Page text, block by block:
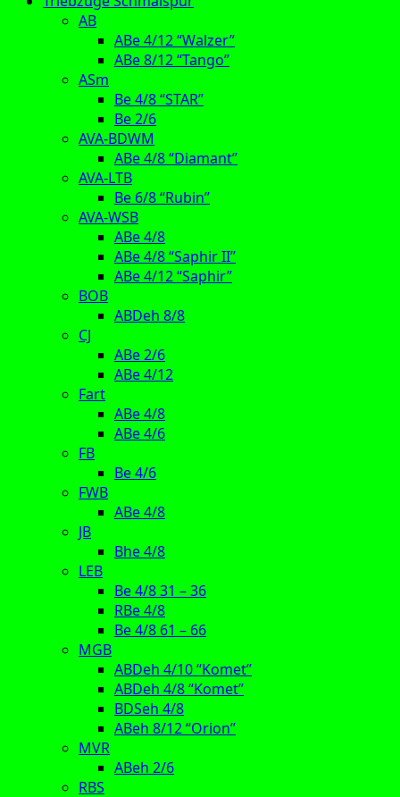
AB
ABe 4/12 “Walzer”
ABe 8/12 “Tango”
ASm
Be 4/8 “STAR”
Be 2/6
AVA-BDWM
ABe 4/8 “Diamant”
AVA-LTB
Be 6/8 “Rubin”
AVA-WSB
ABe 4/8
ABe 4/8 “Saphir II”
ABe 4/12 “Saphir”
BOB
ABDeh 8/8
CJ
ABe 2/6
ABe 4/12
Fart
ABe 4/8
ABe 4/6
FB
Be 4/6
FWB
ABe 4/8
JB
Bhe 4/8
LEB
Be 4/8 31 – 36
RBe 4/8
Be 4/8 61 – 66
MGB
ABDeh 4/10 “Komet”
ABDeh 4/8 “Komet”
BDSeh 4/8
ABeh 8/12 “Orion”
MVR
ABeh 2/6
RBS